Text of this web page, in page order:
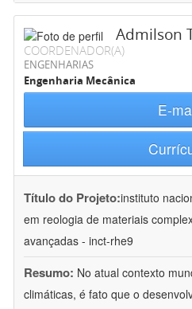
Admilson
COORDENADOR(A)
ENGENHARIAS
Engenharia Mecânica
E-
Título do Projeto:instituto
em reologia de materiais
avançadas - inct-rhe9
Resumo: No atual contexto
climáticas, é fato que o